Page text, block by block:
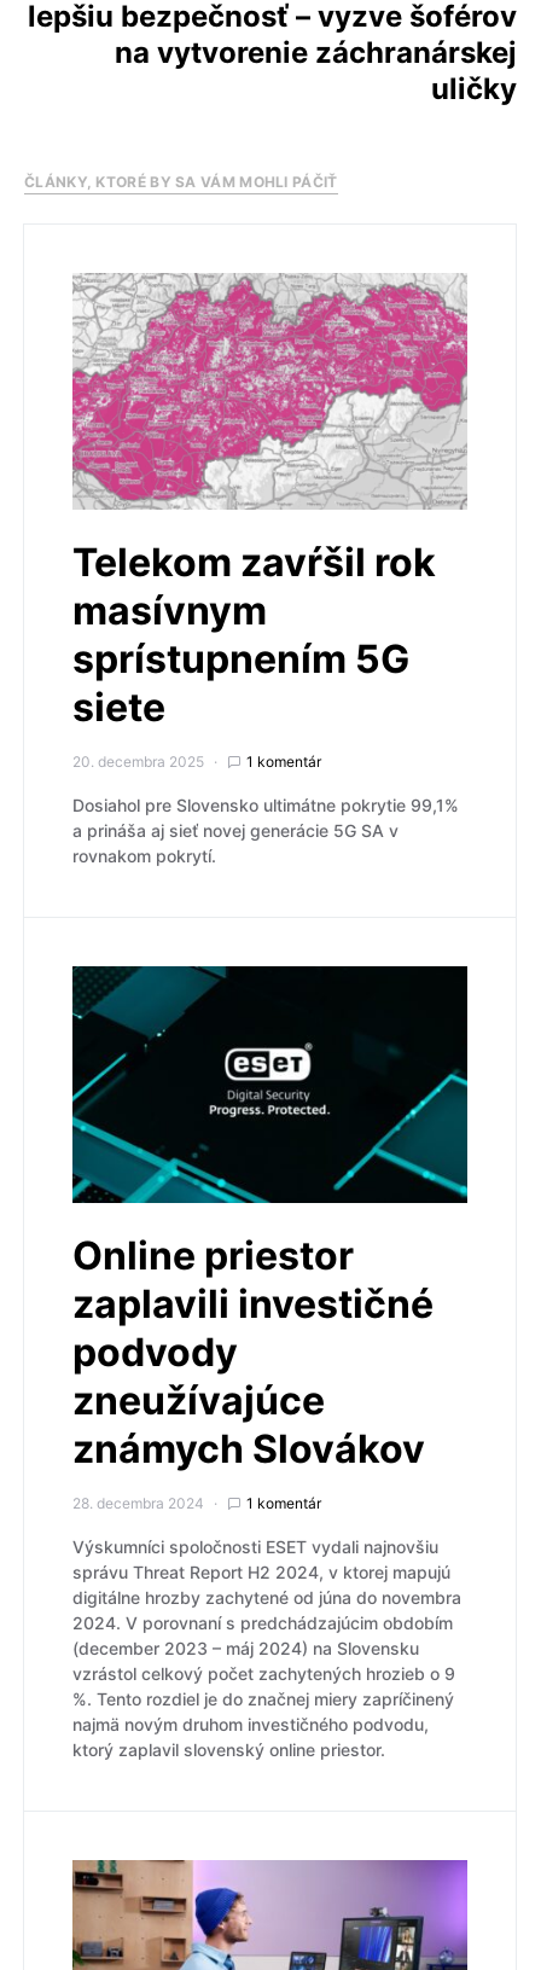
lepšiu bezpečnosť – vyzve šoférov
na vytvorenie záchranárskej
uličky
ČLÁNKY, KTORÉ BY SA VÁM MOHLI PÁČIŤ
Telekom zavŕšil rok
masívnym
sprístupnením 5G
siete
20. decembra 2025 1 komentár
Dosiahol pre Slovensko ultimátne pokrytie 99,1%
a prináša aj sieť novej generácie 5G SA v
rovnakom pokrytí.
Online priestor
zaplavili investičné
podvody
zneužívajúce
známych Slovákov
28. decembra 2024 1 komentár
Výskumníci spoločnosti ESET vydali najnovšiu
správu Threat Report H2 2024, v ktorej mapujú
digitálne hrozby zachytené od júna do novembra
2024. V porovnaní s predchádzajúcim obdobím
(december 2023 – máj 2024) na Slovensku
vzrástol celkový počet zachytených hrozieb o 9
%. Tento rozdiel je do značnej miery zapríčinený
najmä novým druhom investičného podvodu,
ktorý zaplavil slovenský online priestor.